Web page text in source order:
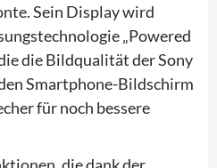
Sein Display wird
„Powered
die Bildqualität der Sony
Smartphone-Bildschirm
für noch bessere